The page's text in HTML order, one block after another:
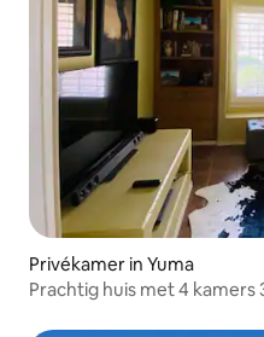
Privékamer in Yuma
Prachtig huis met 4